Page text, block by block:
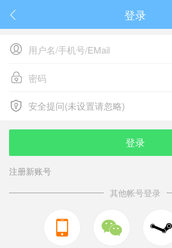
 登录


 安全提问(未设置请忽略)
安全提问(未设置请忽略)
登录
注册新账号
其他帐号登录
 